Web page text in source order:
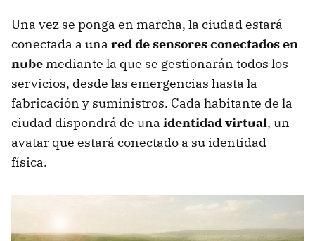
Una vez se ponga en marcha, la ciudad estará
conectada a una red de sensores conectados en
nube mediante la que se gestionarán todos los
servicios, desde las emergencias hasta la
fabricación y suministros. Cada habitante de la
ciudad dispondrá de una identidad virtual, un
avatar que estará conectado a su identidad
física.